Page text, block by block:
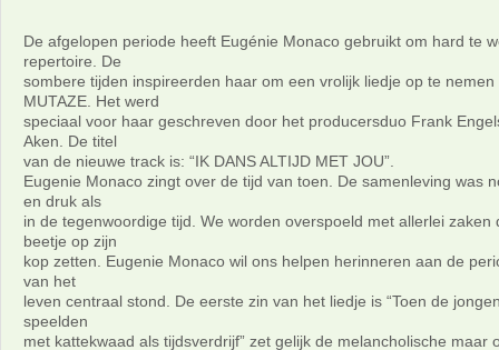
De afgelopen periode heeft Eugénie Monaco gebruikt om hard te
repertoire. De
sombere tijden inspireerden haar om een vrolijk liedje op te nemen
MUTAZE. Het werd
speciaal voor haar geschreven door het producersduo Frank
Aken. De titel
van de nieuwe track is: “IK DANS ALTIJD MET JOU”.
Eugenie Monaco zingt over de tijd van toen. De samenleving was
en druk als
in de tegenwoordige tijd. We worden overspoeld met allerlei zaken
beetje op zijn
kop zetten. Eugenie Monaco wil ons helpen herinneren aan de
van het
leven centraal stond. De eerste zin van het liedje is “Toen de
speelden
met kattekwaad als tijdsverdrijf” zet gelijk de melancholische maar